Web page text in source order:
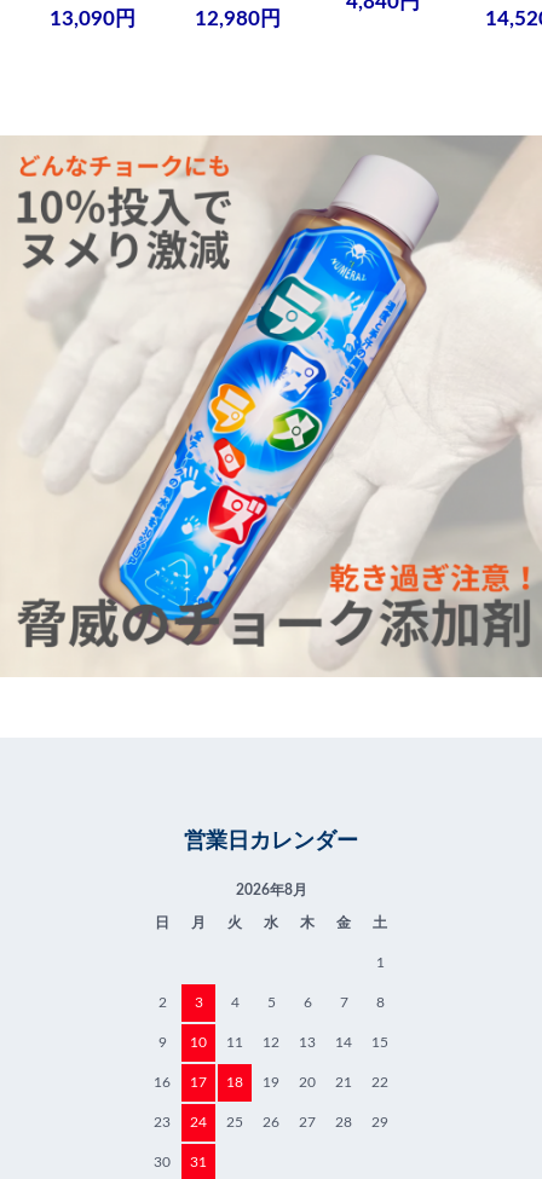
13,090円 12,980円
営業日カレンダー
2026年8月
日 月 火 水 木 金 土
1
2 3 4 5 6 7 8
9 10 11 12 13 14 15
16 17 18 19 20 21 22
23 24 25 26 27 28 29
30 31